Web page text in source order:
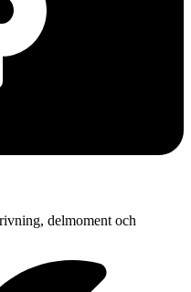
delmoment och